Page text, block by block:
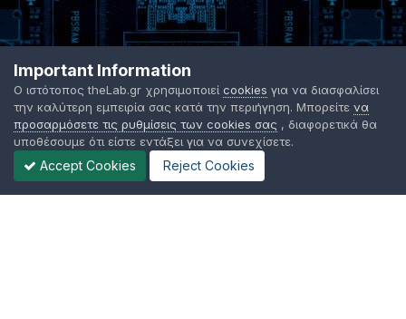
Important Information
Ο ιστότοπος theLab.gr χρησιμοποιεί cookies για να διασφαλίσει
την καλύτερη εμπειρία σας κατά την περιήγηση. Μπορείτε να
προσαρμόσετε τις ρυθμίσεις των cookies σας , διαφορετικά θα
υποθέσουμε ότι είστε εντάξει για να συνεχίσετε.
Accept Cookies Reject Cookies